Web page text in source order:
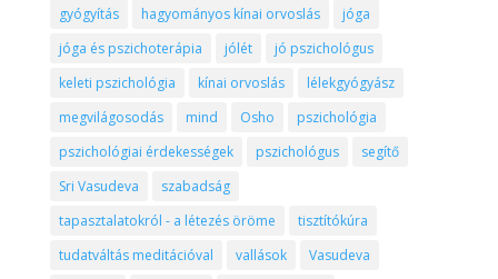
gyógyítás
hagyományos kínai orvoslás
jóga
jóga és pszichoterápia
jólét
jó pszichológus
keleti pszichológia
kínai orvoslás
lélekgyógyász
megvilágosodás
mind Osho
pszichológia
pszichológiai érdekességek
pszichológus
segítő
Sri Vasudeva
szabadság
tapasztalatokról - a létezés öröme
tisztítókúra
tudatváltás meditációval
vallások
Vasudeva